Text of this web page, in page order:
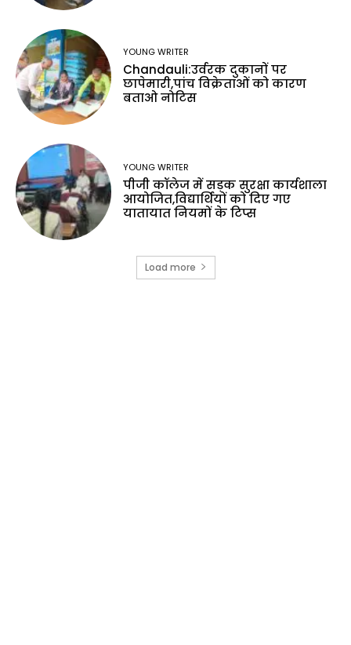
YOUNG WRITER
Chandauli:उर्वरक दुकानों पर
छापेमारी,पांच विक्रेताओं को कारण
बताओ नोटिस
YOUNG WRITER
पीजी कॉलेज में सड़क सुरक्षा कार्यशाला
आयोजित,विद्यार्थियों को दिए गए
यातायात नियमों के टिप्स
Load more